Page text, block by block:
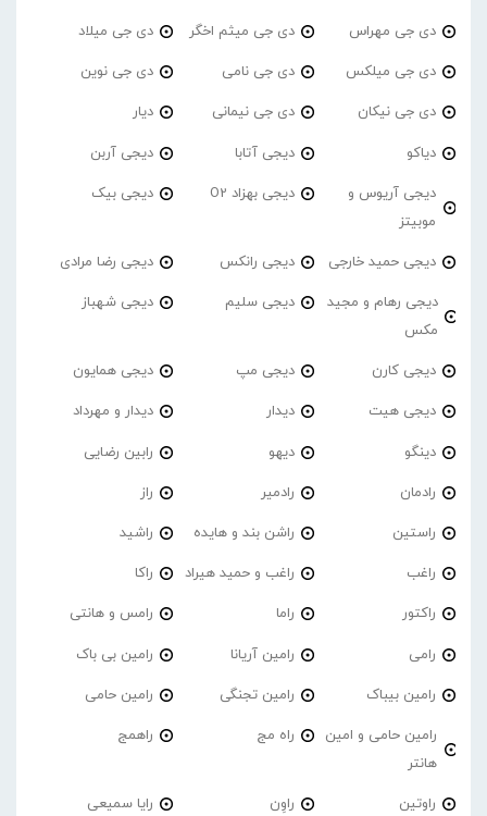
دی جی مهراس دی جی میثم اخگر دی جی میلاد
دی جی میلکس دی جی نامی دی جی نوین
دی جی نیکان دی جی نیمانی دیار
دیاکو دیجی آتابا دیجی آربن
دیجی آریوس و
موبیتز
دیجی بهزاد O2 دیجی بیک
دیجی حمید خارجی دیجی رانکس دیجی رضا مرادی
دیجی رهام و مجید
مکس
دیجی سلیم دیجی شهباز
دیجی کارن دیجی مپ دیجی همایون
دیجی هیت دیدار دیدار و مهرداد
دینگو دیهو رابین رضایی
رادمان رادمیر راز
راستین راشن بند و هایده راشید
راغب راغب و حمید هیراد راکا
راکتور راما رامس و هانتی
رامی رامین آریانا رامین بی باک
رامین بیباک رامین تجنگی رامین حامی
رامین حامی و امین
هانتر
راه مج راهمج
راوتین راوِن رایا سمیعی